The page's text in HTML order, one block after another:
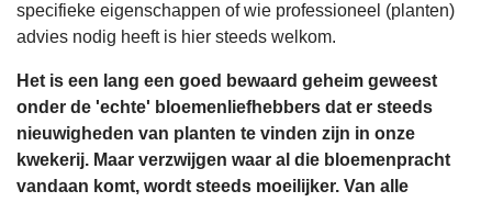
specifieke eigenschappen of wie professioneel (planten)
advies nodig heeft is hier steeds welkom.
Het is een lang een goed bewaard geheim geweest
onder de 'echte' bloemenliefhebbers dat er steeds
nieuwigheden van planten te vinden zijn in onze
kwekerij. Maar verzwijgen waar al die bloemenpracht
vandaan komt, wordt steeds moeilijker. Van alle